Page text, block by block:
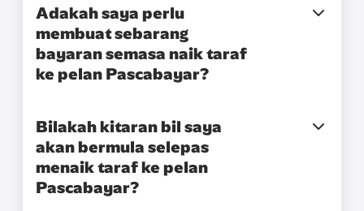
Adakah saya perlu
membuat sebarang
bayaran semasa naik taraf
ke pelan Pascabayar?
Bilakah kitaran bil saya
akan bermula selepas
menaik taraf ke pelan
Pascabayar?